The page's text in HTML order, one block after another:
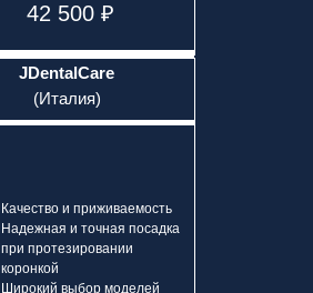
42 500 ₽
JDentalCare
(Италия)
Качество и приживаемость
Надежная и точная посадка
при протезировании
коронкой
Широкий выбор моделей